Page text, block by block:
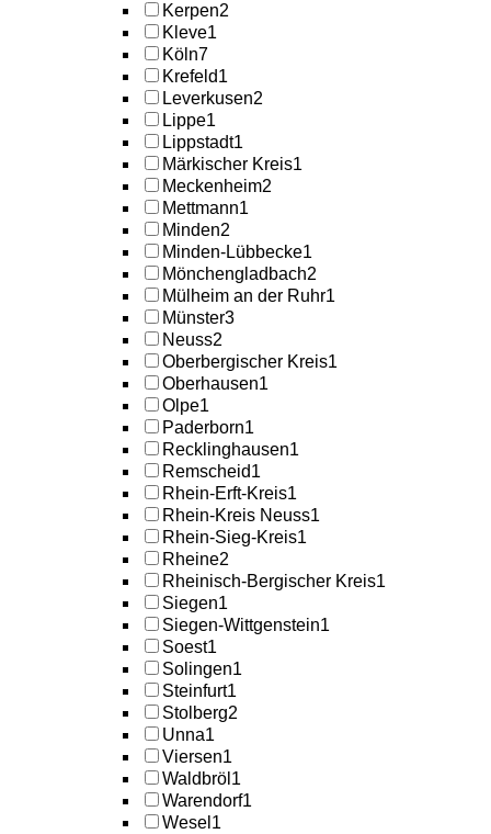
Kerpen2
Kleve1
Köln7
Krefeld1
Leverkusen2
Lippe1
Lippstadt1
Märkischer Kreis1
Meckenheim2
Mettmann1
Minden2
Minden-Lübbecke1
Mönchengladbach2
Mülheim an der Ruhr1
Münster3
Neuss2
Oberbergischer Kreis1
Oberhausen1
Olpe1
Paderborn1
Recklinghausen1
Remscheid1
Rhein-Erft-Kreis1
Rhein-Kreis Neuss1
Rhein-Sieg-Kreis1
Rheine2
Rheinisch-Bergischer Kreis1
Siegen1
Siegen-Wittgenstein1
Soest1
Solingen1
Steinfurt1
Stolberg2
Unna1
Viersen1
Waldbröl 1
Warendorf1
Wesel 1